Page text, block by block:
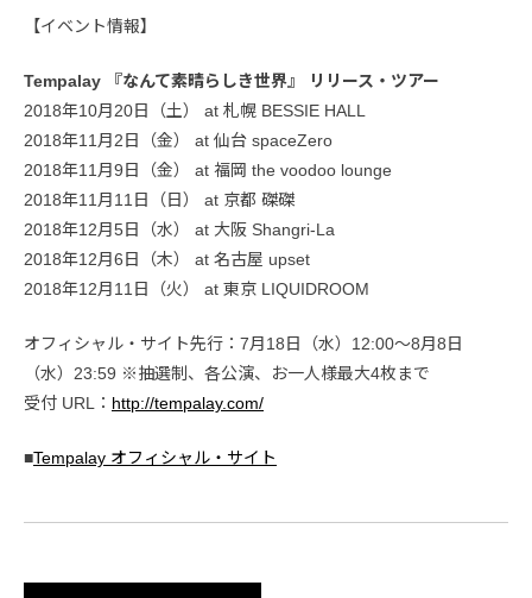
【イベント情報】
Tempalay 『なんて素晴らしき世界』 リリース・ツアー
2018年10月20日（土） at 札幌 BESSIE HALL
2018年11月2日（金） at 仙台 spaceZero
2018年11月9日（金） at 福岡 the voodoo lounge
2018年11月11日（日） at 京都 磔磔
2018年12月5日（水） at 大阪 Shangri-La
2018年12月6日（木） at 名古屋 upset
2018年12月11日（火） at 東京 LIQUIDROOM
オフィシャル・サイト先行：7月18日（水）12:00〜8月8日
（水）23:59 ※抽選制、各公演、お一人様最大4枚まで
受付 URL： http://tempalay.com/
■Tempalay オフィシャル・サイト